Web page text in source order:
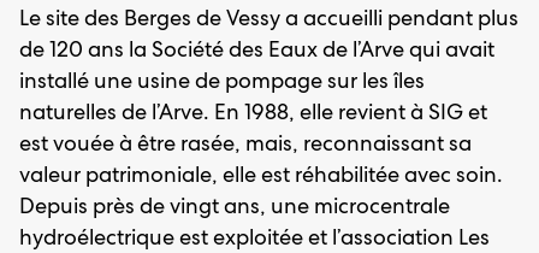
Le site des Berges de Vessy a accueilli pendant plus
de 120 ans la Société des Eaux de l’Arve qui avait
installé une usine de pompage sur les îles
naturelles de l’Arve. En 1988, elle revient à SIG et
est vouée à être rasée, mais, reconnaissant sa
valeur patrimoniale, elle est réhabilitée avec soin.
Depuis près de vingt ans, une microcentrale
hydroélectrique est exploitée et l’association Les